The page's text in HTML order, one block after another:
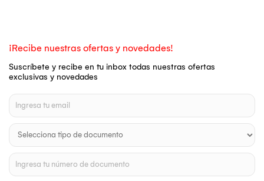
¡Recibe nuestras ofertas y novedades!
Suscríbete y recibe en tu inbox todas nuestras ofertas
exclusivas y novedades